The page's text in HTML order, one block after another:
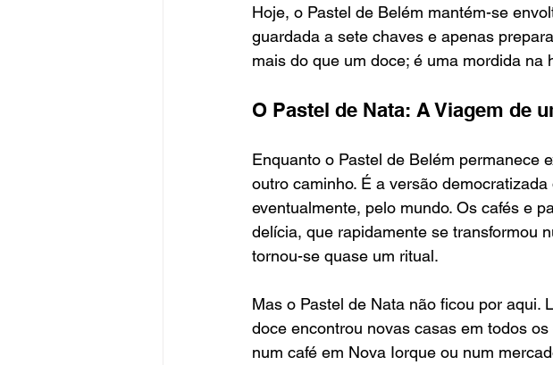
Hoje, o Pastel de Belém mantém-se
guardada a sete chaves e apenas
mais do que um doce; é uma mordida na
O Pastel de Nata: A Viagem de
Enquanto o Pastel de Belém permanece
outro caminho. É a versão
eventualmente, pelo mundo. Os cafés e
delícia, que rapidamente se transformou
tornou-se quase um ritual.
Mas o Pastel de Nata não ficou por aqui.
doce encontrou novas casas em todos
num café em Nova Iorque ou num